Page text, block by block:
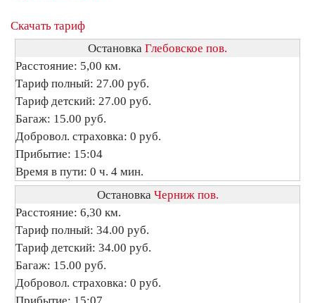
Скачать тариф
Остановка Глебовское пов.
Расстояние: 5,00 км.
Тариф полный: 27.00 руб.
Тариф детский: 27.00 руб.
Багаж: 15.00 руб.
Добровол. страховка: 0 руб.
Прибытие: 15:04
Время в пути: 0 ч. 4 мин.
Остановка Черниж пов.
Расстояние: 6,30 км.
Тариф полный: 34.00 руб.
Тариф детский: 34.00 руб.
Багаж: 15.00 руб.
Добровол. страховка: 0 руб.